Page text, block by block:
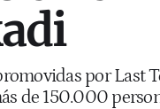
por Last
de 150.000